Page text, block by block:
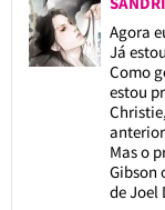
Agora
Já
Como
estou
Mas o
Gibson
de Joel